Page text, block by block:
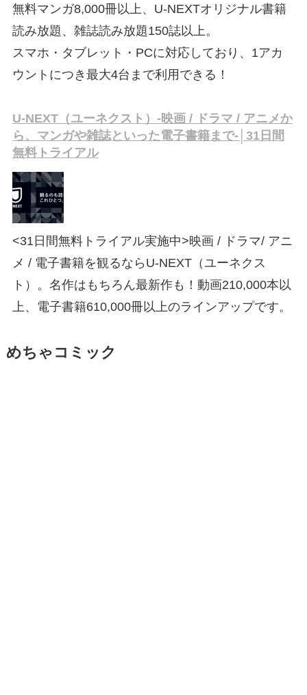
無料マンガ8,000冊以上、U-NEXTオリジナル書籍
読み放題、雑誌読み放題150誌以上。
スマホ・タブレット・PCに対応しており、1アカ
ウントにつき最大4台まで利用できる！
U-NEXT（ユーネクスト）-映画 / ドラマ / アニメか
ら、マンガや雑誌といった電子書籍まで-│31日間
無料トライアル
<31日間無料トライアル実施中>映画 / ドラマ/ アニ
メ / 電子書籍を観るならU-NEXT（ユーネクス
ト）。名作はもちろん最新作も！動画210,000本以
上、電子書籍610,000冊以上のラインアップです。
めちゃコミック